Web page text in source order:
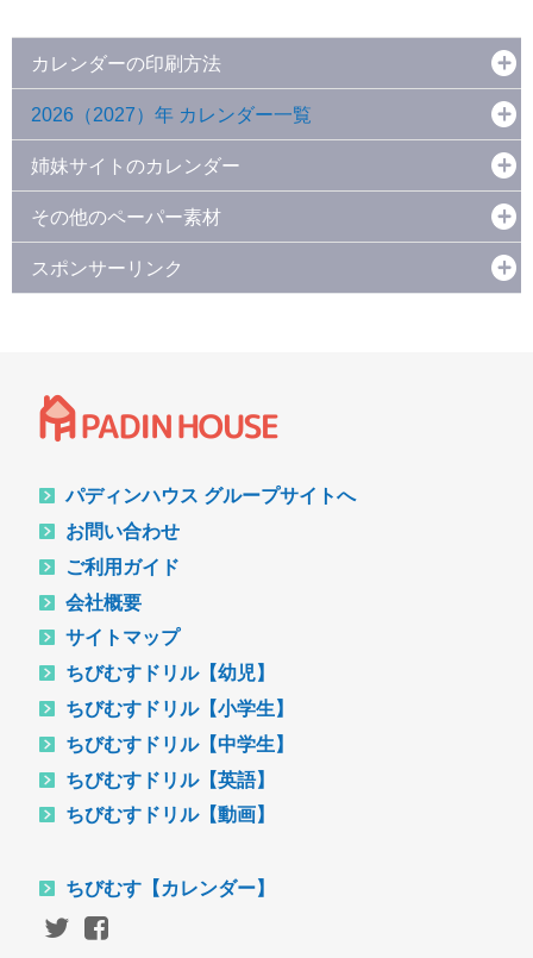
カレンダーの印刷方法
2026（2027）年 カレンダー一覧
姉妹サイトのカレンダー
その他のペーパー素材
スポンサーリンク
パディンハウス グループサイトへ
お問い合わせ
ご利用ガイド
会社概要
サイトマップ
ちびむすドリル【幼児】
ちびむすドリル【小学生】
ちびむすドリル【中学生】
ちびむすドリル【英語】
ちびむすドリル【動画】
ちびむす【カレンダー】